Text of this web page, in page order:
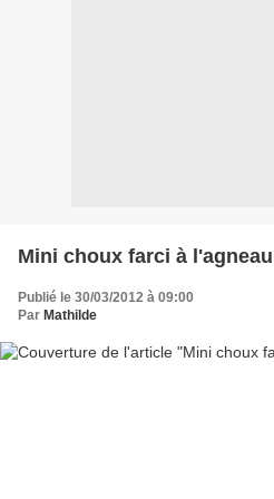
Mini choux farci à l'agneau
Publié le 30/03/2012 à 09:00
Par Mathilde